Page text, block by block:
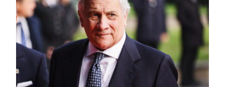
incontra
Parmelin.
Ribadita
posizione
italiana